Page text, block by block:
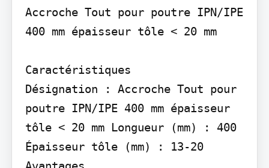
Accroche Tout pour poutre IPN/IPE
400 mm épaisseur tôle < 20 mm
Caractéristiques
Désignation : Accroche Tout pour
poutre IPN/IPE 400 mm épaisseur
tôle < 20 mm Longueur (mm) : 400
Épaisseur tôle (mm) : 13-20